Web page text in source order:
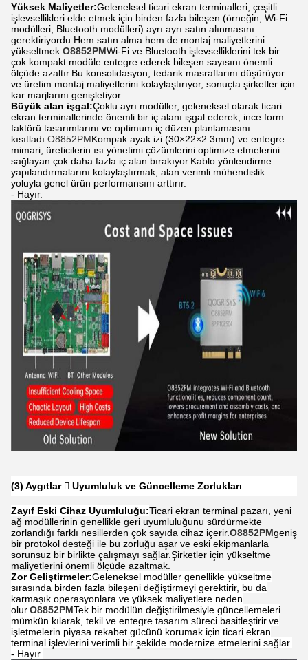
Yüksek Maliyetler:Geleneksel ticari ekran terminalleri, çeşitli
işlevsellikleri elde etmek için birden fazla bileşen (örneğin, Wi-Fi
modülleri, Bluetooth modülleri) ayrı ayrı satın alınmasını
gerektiriyordu.Hem satın alma hem de montaj maliyetlerini
yükseltmek. O8852PMWi-Fi ve Bluetooth işlevselliklerini tek bir
çok kompakt modüle entegre ederek bileşen sayısını önemli
ölçüde azaltır.Bu konsolidasyon, tedarik masraflarını düşürüyor
ve üretim montaj maliyetlerini kolaylaştırıyor, sonuçta şirketler için
kar marjlarını genişletiyor.
Büyük alan işgal:Çoklu ayrı modüller, geleneksel olarak ticari
ekran terminallerinde önemli bir iç alanı işgal ederek, ince form
faktörü tasarımlarını ve optimum iç düzen planlamasını
kısıtladı. O8852PMKompak ayak izi (30×22×2.3mm) ve entegre
mimari, üreticilerin ısı yönetimi çözümlerini optimize etmelerini
sağlayan çok daha fazla iç alan bırakıyor.Kablo yönlendirme
yapılandırmalarını kolaylaştırmak, alan verimli mühendislik
yoluyla genel ürün performansını arttırır.
- Hayır.
(3) Aygıtlar  Uyumluluk ve Güncelleme Zorlukları
Zayıf Eski Cihaz Uyumluluğu:Ticari ekran terminal pazarı, yeni
ağ modüllerinin genellikle geri uyumluluğunu sürdürmekte
zorlandığı farklı nesillerden çok sayıda cihaz içerir.O8852PMgeniş
bir protokol desteği ile bu zorluğu aşar ve eski ekipmanlarla
sorunsuz bir birlikte çalışmayı sağlar.Şirketler için yükseltme
maliyetlerini önemli ölçüde azaltmak.
Zor Geliştirmeler:Geleneksel modüller genellikle yükseltme
sırasında birden fazla bileşeni değiştirmeyi gerektirir, bu da
karmaşık operasyonlara ve yüksek maliyetlere neden
olur.O8852PMTek bir modülün değiştirilmesiyle güncellemeleri
mümkün kılarak, tekil ve entegre tasarım süreci basitleştirir.ve
işletmelerin piyasa rekabet gücünü korumak için ticari ekran
terminal işlevlerini verimli bir şekilde modernize etmelerini sağlar.
- Hayır.